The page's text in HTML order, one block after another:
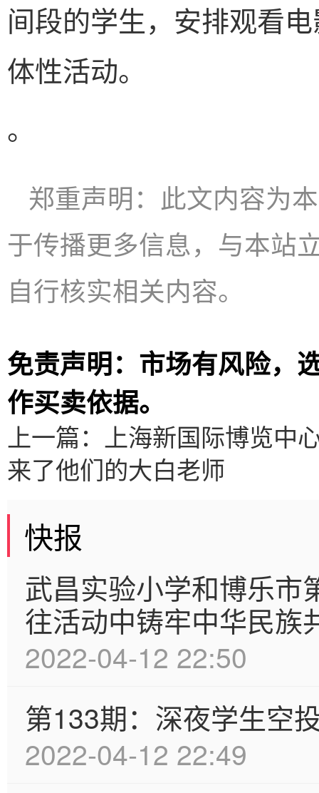
间段的学生，安排观看
体性活动。
。
郑重声明：此文内容为
于传播更多信息，与本站
自行核实相关内容。
免责声明：市场有风险，
作买卖依据。
上一篇： 上海新国际博览中
来了他们的大白老师
快报
武昌实验小学和博乐市
往活动中铸牢中华民族
2022-04-12 22:50
第133期：深夜学生空
2022-04-12 22:49